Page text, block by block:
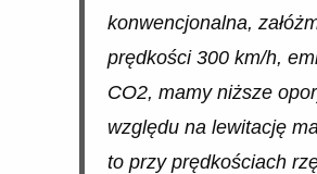
konwencjonalna,
prędkości 300 km/h,
CO2, mamy niższe
względu na lewitację
to przy prędkościach